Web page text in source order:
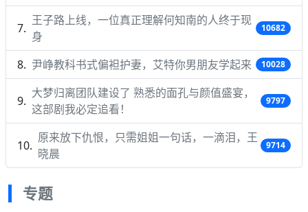
王子路上线，一位真正理解何知南的人终于现
身
10682
尹峥教科书式偏袒护妻，艾特你男朋友学起来 10028
大梦归离团队建设了 熟悉的面孔与颜值盛宴，
这部剧我必定追看！
9797
原来放下仇恨，只需姐姐一句话，一滴泪，王
晓晨
9714
专题